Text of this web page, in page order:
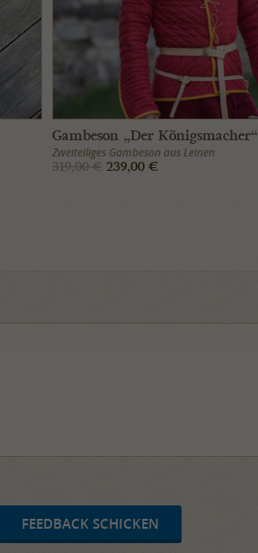
Gambeson „Der Königsmacher“
Zweiteiliges Gambeson aus Leinen
319,00 € 239,00 €